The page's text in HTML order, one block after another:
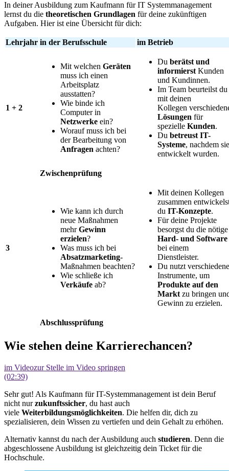
In deiner Ausbildung zum Kaufmann für IT Systemmanagement
lernst du die theoretischen Grundlagen für deine zukünftigen
Aufgaben. Hier ist eine Übersicht für dich:
Lehrjahr in der Berufsschule im Betrieb
1 + 2
Mit welchen Geräten
muss ich einen
Arbeitsplatz
ausstatten?
Wie binde ich
Computer in
Netzwerke ein?
Worauf muss ich bei
der Bearbeitung von
Anfragen achten?
Du berätst und
informierst Kunden
und Kundinnen.
Im Team beurteilst du
mit deinen
Kollegen
Lösungen für
spezielle Kunden.
Du betreust IT-
Systeme, nachdem sie
entwickelt wurden.
Zwischenprüfung
3
Wie kann ich durch
neue Maßnahmen
mehrGewinn
erzielen?
Was muss ich bei
Absatzmarketing-
Maßnahmen beachten?
Wie schließe ich
Verkäufe ab?
Mit deinen Kollegen
zusammen
du IT-Konzepte.
Für deine Projekte
besorgst du die nötige
Hard- und Software
bei einem
Dienstleister.
Du nutzt verschiedene
Instrumente, um
Produkte auf den
Markt zu bringen
Gewinn zu erzielen.
Abschlussprüfung
Wie stehen deine Karrierechancen?
im Videozur Stelle im Video springen
(02:39)
Sehr gut! Als Kaufmann für IT-Systemmanagement ist dein Beruf
nicht nurzukunftssicher, du hast auch
viele Weiterbildungsmöglichkeiten. Die helfen dir, dich zu
spezialisieren, dein Wissen zu vertiefen und dein Gehalt zu erhöhen.
Alternativ kannst du nach der Ausbildung auch studieren. Denn die
abgeschlossene Ausbildung ist gleichzeitig dein Ticket für die
Hochschule.